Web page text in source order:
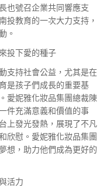
也號召企業共同響應支
投教育的一次大力支持，
。
投下愛的種子
支持社會公益，尤其是在
是孩子們成長的重要基
愛妮雅化妝品集團總裁陳
件充滿意義和價值的事
上發光發熱，展現了不凡
欣慰。愛妮雅化妝品集團
想，助力他們成為更好的
活力